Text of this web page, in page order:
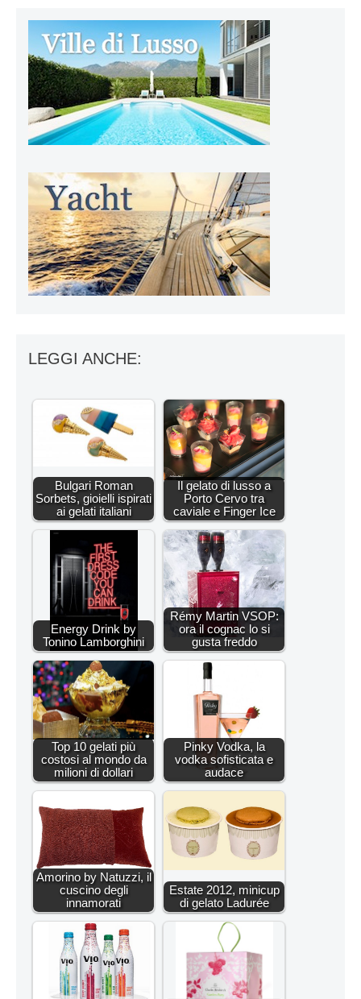
LEGGI ANCHE:
Bulgari Roman
Sorbets, gioielli ispirati
ai gelati italiani
Il gelato di lusso a
Porto Cervo tra
caviale e Finger Ice
Energy Drink by
Tonino Lamborghini
Rémy Martin VSOP:
ora il cognac lo si
gusta freddo
Top 10 gelati più
costosi al mondo da
milioni di dollari
Pinky Vodka, la
vodka sofisticata e
audace
Amorino by Natuzzi, il
cuscino degli
innamorati
Estate 2012, minicup
di gelato Ladurée